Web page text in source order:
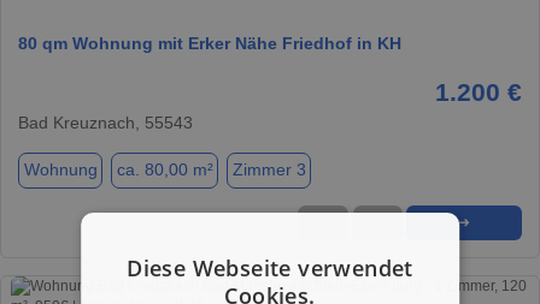
80 qm Wohnung mit Erker Nähe Friedhof in KH
1.200 €
Bad Kreuznach, 55543
Wohnung ca. 80,00 m² Zimmer 3
➜
Diese Webseite verwendet
Cookies.